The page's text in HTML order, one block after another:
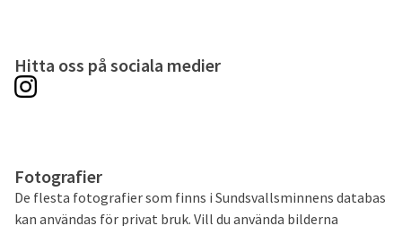
Hitta oss på sociala medier
Fotografier
De flesta fotografier som finns i Sundsvallsminnens databas
kan användas för privat bruk. Vill du använda bilderna